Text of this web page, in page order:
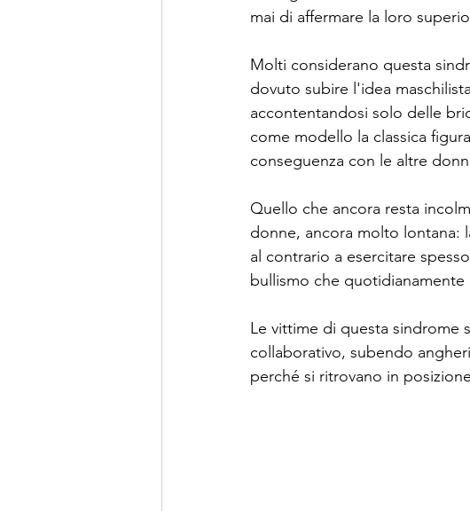
mai di affermare la loro
Molti considerano questa
dovuto subire l'idea
accontentandosi solo delle
come modello la classica
conseguenza con le altre
Quello che ancora resta
donne, ancora molto lontana:
al contrario a esercitare
bullismo che
Le vittime di questa sindrome
collaborativo, subendo
perché si ritrovano in